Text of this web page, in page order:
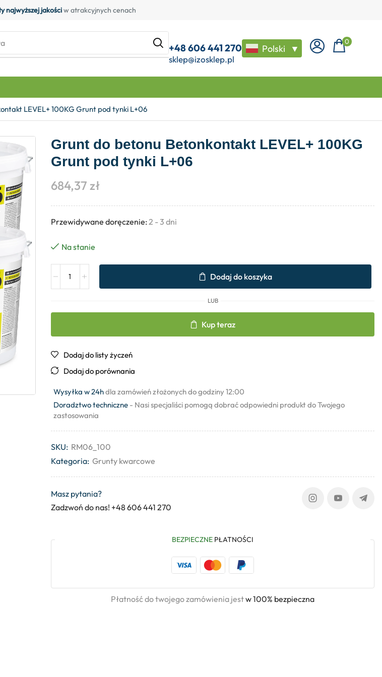
najwyższej jakościw atrakcyjnych cenach
+48 606 441 270
sklep@izosklep.pl
Polski ▼
0
LEVEL+ 100KG Grunt pod tynki L+06
Grunt do betonu Betonkontakt LEVEL+ 100KG
Grunt pod tynki L+06
684,37 zł
Przewidywane doręczenie: 2 - 3 dni
Na stanie
Dodaj do koszyka
LUB
Kup teraz
Dodaj do listy życzeń
Dodaj do porównania
Wysyłka w 24hdla zamówień złożonych do godziny 12:00
Doradztwo techniczne - Nasi specjaliści pomogą dobrać odpowiedni produkt do Twojego
zastosowania
SKU: RM06_100
Kategoria: Grunty kwarcowe
Masz pytania?
Zadzwoń do nas! +48 606 441 270
BEZPIECZNE PŁATNOŚCI
Płatność do twojego zamówienia jestw 100% bezpieczna